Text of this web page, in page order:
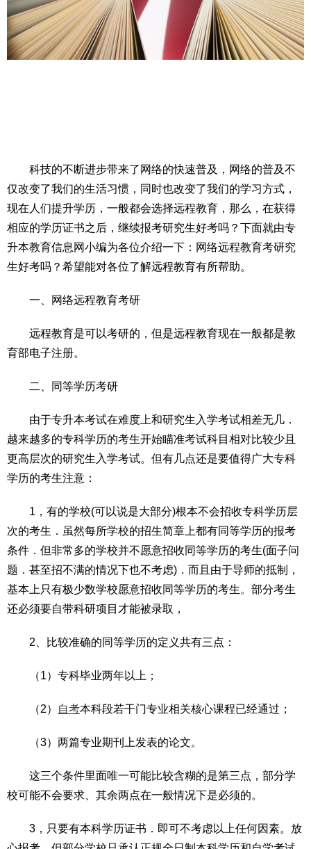
科技的不断进步带来了网络的快速普及，网络的普及不
仅改变了我们的生活习惯，同时也改变了我们的学习方式，
现在人们提升学历，一般都会选择远程教育，那么，在获得
相应的学历证书之后，继续报考研究生好考吗？下面就由专
升本教育信息网小编为各位介绍一下：网络远程教育考研究
生好考吗？希望能对各位了解远程教育有所帮助。
一、网络远程教育考研
远程教育是可以考研的，但是远程教育现在一般都是教
育部电子注册。
二、同等学历考研
由于专升本考试在难度上和研究生入学考试相差无几．
越来越多的专科学历的考生开始瞄准考试科目相对比较少且
更高层次的研究生入学考试。但有几点还是要值得广大专科
学历的考生注意：
1，有的学校(可以说是大部分)根本不会招收专科学历层
次的考生．虽然每所学校的招生简章上都有同等学历的报考
条件．但非常多的学校并不愿意招收同等学历的考生(面子问
题．甚至招不满的情况下也不考虑)．而且由于导师的抵制，
基本上只有极少数学校愿意招收同等学历的考生。部分考生
还必须要自带科研项目才能被录取，
2、比较准确的同等学历的定义共有三点：
（1）专科毕业两年以上；
（2） 自考本科段若干门专业相关核心课程已经通过；
（3）两篇专业期刊上发表的论文。
这三个条件里面唯一可能比较含糊的是第三点，部分学
校可能不会要求、其余两点在一般情况下是必须的。
3，只要有本科学历证书．即可不考虑以上任何因素。放